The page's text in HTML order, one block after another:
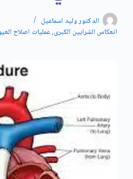
الدكتور وليد اسماعيل
انعكاس الشرايين الكبرى,عمليات اصلاح